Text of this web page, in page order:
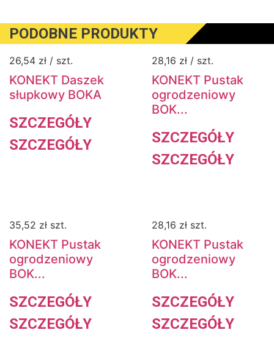
PODOBNE PRODUKTY
26,54 zł / szt.
KONEKT Daszek
słupkowy BOKA
SZCZEGÓŁY
SZCZEGÓŁY
28,16 zł / szt.
KONEKT Pustak
ogrodzeniowy
BOK...
SZCZEGÓŁY
SZCZEGÓŁY
35,52 zł szt.
KONEKT Pustak
ogrodzeniowy
BOK...
SZCZEGÓŁY
SZCZEGÓŁY
28,16 zł szt.
KONEKT Pustak
ogrodzeniowy
BOK...
SZCZEGÓŁY
SZCZEGÓŁY